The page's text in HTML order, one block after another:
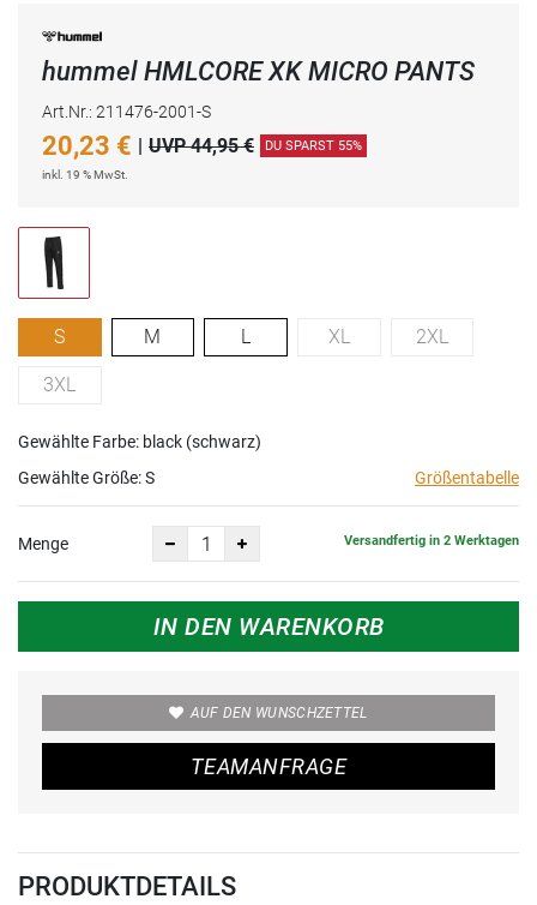
hummel HMLCORE XK MICRO PANTS
Art.Nr.: 211476-2001-S
20,23 € | UVP 44,95 € DU SPARST 55%
inkl. 19 % MwSt.
S M L XL 2XL
3XL
Gewählte Farbe: black (schwarz)
Gewählte Größe:S Größentabelle
Menge Versandfertig in 2 Werktagen
IN DEN WARENKORB
AUF DEN WUNSCHZETTEL
TEAMANFRAGE
PRODUKTDETAILS